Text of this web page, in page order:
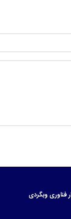
فناوری وبگردی